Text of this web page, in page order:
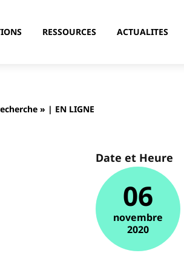
RESSOURCES ACTUALITES
» | EN LIGNE
Date et Heure
06
novembre
2020